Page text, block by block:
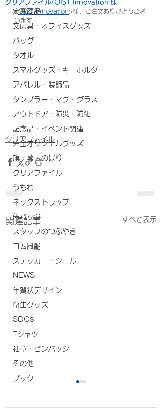
定番商品
文房具・オフィスグッズ
バッグ
タオル
スマホグッズ・キーホルダー
アパレル・装飾品
タンブラー・マグ・グラス
アウトドア・防災・防犯
記念品・イベント関連
完全オリジナルグッズ
旗・幕・のぼり
クリアファイル
うちわ
ネックストラップ
缶バッジ
スタッフのつぶやき
ゴム風船
ステッカー・シール
NEWS
年賀状デザイン
衛生グッズ
SDGs
Tシャツ
社章・ピンバッジ
その他
ブック
クリアファイル/OIST Innovation 様
<OIST Innovation>様、ご注文ありがとうござ
います。
クリアファイル
関連記事 すべて表示